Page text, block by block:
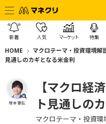
新着 人気 マーケット 特集
HOME マクロテーマ・投資環境解
見通しのカギとなる米金利
塚本 憲弘
【マクロ経
ト見通しの
マクロテーマ・投資環